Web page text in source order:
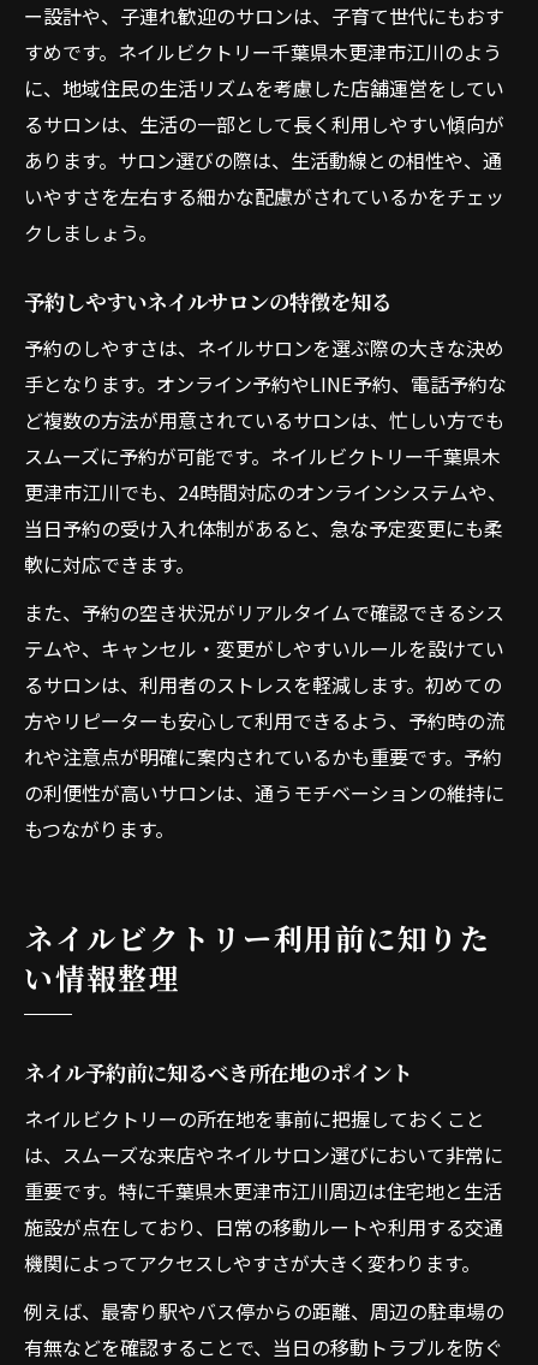
ー設計や、子連れ歓迎のサロンは、子育て世代にもおす
すめです。ネイルビクトリー千葉県木更津市江川のよう
に、地域住民の生活リズムを考慮した店舗運営をしてい
るサロンは、生活の一部として長く利用しやすい傾向が
あります。サロン選びの際は、生活動線との相性や、通
いやすさを左右する細かな配慮がされているかをチェッ
クしましょう。
予約しやすいネイルサロンの特徴を知る
予約のしやすさは、ネイルサロンを選ぶ際の大きな決め
手となります。オンライン予約やLINE予約、電話予約な
ど複数の方法が用意されているサロンは、忙しい方でも
スムーズに予約が可能です。ネイルビクトリー千葉県木
更津市江川でも、24時間対応のオンラインシステムや、
当日予約の受け入れ体制があると、急な予定変更にも柔
軟に対応できます。
また、予約の空き状況がリアルタイムで確認できるシス
テムや、キャンセル・変更がしやすいルールを設けてい
るサロンは、利用者のストレスを軽減します。初めての
方やリピーターも安心して利用できるよう、予約時の流
れや注意点が明確に案内されているかも重要です。予約
の利便性が高いサロンは、通うモチベーションの維持に
もつながります。
ネイルビクトリー利用前に知りた
い情報整理
ネイル予約前に知るべき所在地のポイント
ネイルビクトリーの所在地を事前に把握しておくこと
は、スムーズな来店やネイルサロン選びにおいて非常に
重要です。特に千葉県木更津市江川周辺は住宅地と生活
施設が点在しており、日常の移動ルートや利用する交通
機関によってアクセスしやすさが大きく変わります。
例えば、最寄り駅やバス停からの距離、周辺の駐車場の
有無などを確認することで、当日の移動トラブルを防ぐ